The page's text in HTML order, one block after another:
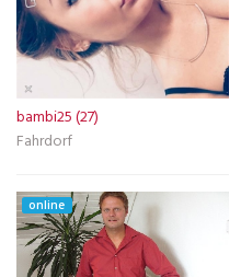
bambi25 (27)
Fahrdorf
online